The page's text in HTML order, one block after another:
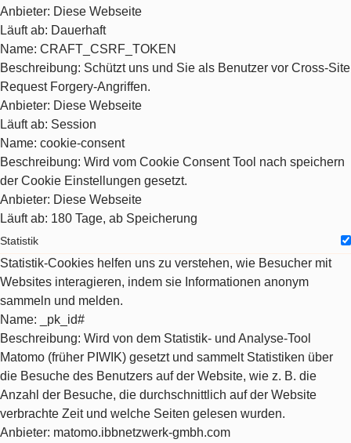
Anbieter: Diese Webseite
Läuft ab: Dauerhaft
Name: CRAFT_CSRF_TOKEN
Beschreibung: Schützt uns und Sie als Benutzer vor Cross-Site
Request Forgery-Angriffen.
Anbieter: Diese Webseite
Läuft ab: Session
Name: cookie-consent
Beschreibung: Wird vom Cookie Consent Tool nach speichern
der Cookie Einstellungen gesetzt.
Anbieter: Diese Webseite
Läuft ab: 180 Tage, ab Speicherung
Statistik
Statistik-Cookies helfen uns zu verstehen, wie Besucher mit
Websites interagieren, indem sie Informationen anonym
sammeln und melden.
Name: _pk_id#
Beschreibung: Wird von dem Statistik- und Analyse-Tool
Matomo (früher PIWIK) gesetzt und sammelt Statistiken über
die Besuche des Benutzers auf der Website, wie z. B. die
Anzahl der Besuche, die durchschnittlich auf der Website
verbrachte Zeit und welche Seiten gelesen wurden.
Anbieter: matomo.ibbnetzwerk-gmbh.com